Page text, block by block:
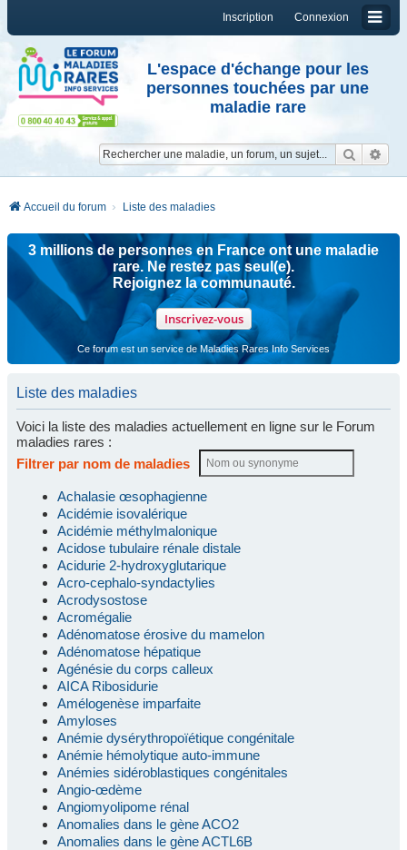
Connexion
Inscription
L'espace d'échange pour les
personnes touchées par une
maladie rare
Accueil du forum Liste des maladies
3 millions de personnes en France ont une maladie
rare. Ne restez pas seul(e).
Rejoignez la communauté.
Inscrivez-vous
Ce forum est un service de Maladies Rares Info Services
Liste des maladies
Voici la liste des maladies actuellement en ligne sur le Forum
maladies rares :
Filtrer par nom de maladies
Achalasie œsophagienne
Acidémie isovalérique
Acidémie méthylmalonique
Acidose tubulaire rénale distale
Acidurie 2-hydroxyglutarique
Acro-cephalo-syndactylies
Acrodysostose
Acromégalie
Adénomatose érosive du mamelon
Adénomatose hépatique
Agénésie du corps calleux
AICA Ribosidurie
Amélogenèse imparfaite
Amyloses
Anémie dysérythropoïétique congénitale
Anémie hémolytique auto-immune
Anémies sidéroblastiques congénitales
Angio-œdème
Angiomyolipome rénal
Anomalies dans le gène ACO2
Anomalies dans le gène ACTL6B